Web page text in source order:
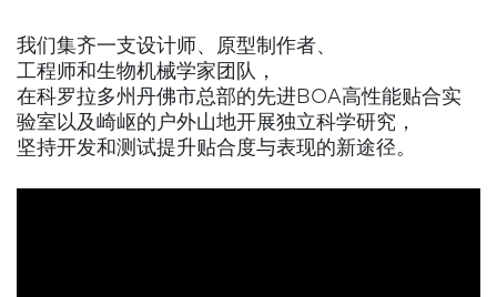
我们集齐一支设计师、原型制作者、
工程师和生物机械学家团队，
在科罗拉多州丹佛市总部的先进BOA高性能贴合实
验室以及崎岖的户外山地开展独立科学研究，
坚持开发和测试提升贴合度与表现的新途径。